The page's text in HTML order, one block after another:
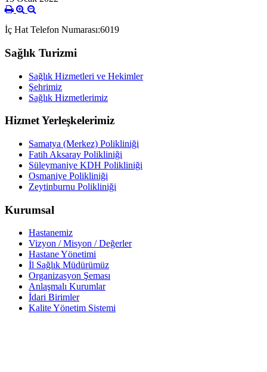
İç Hat Telefon Numarası:6019
Sağlık Turizmi
Sağlık Hizmetleri ve Hekimler
Şehrimiz
Sağlık Hizmetlerimiz
Hizmet Yerleşkelerimiz
Samatya (Merkez) Polikliniği
Fatih Aksaray Polikliniği
Süleymaniye KDH Polikliniği
Osmaniye Polikliniği
Zeytinburnu Polikliniği
Kurumsal
Hastanemiz
Vizyon / Misyon / Değerler
Hastane Yönetimi
İl Sağlık Müdürümüz
Organizasyon Şeması
Anlaşmalı Kurumlar
İdari Birimler
Kalite Yönetim Sistemi